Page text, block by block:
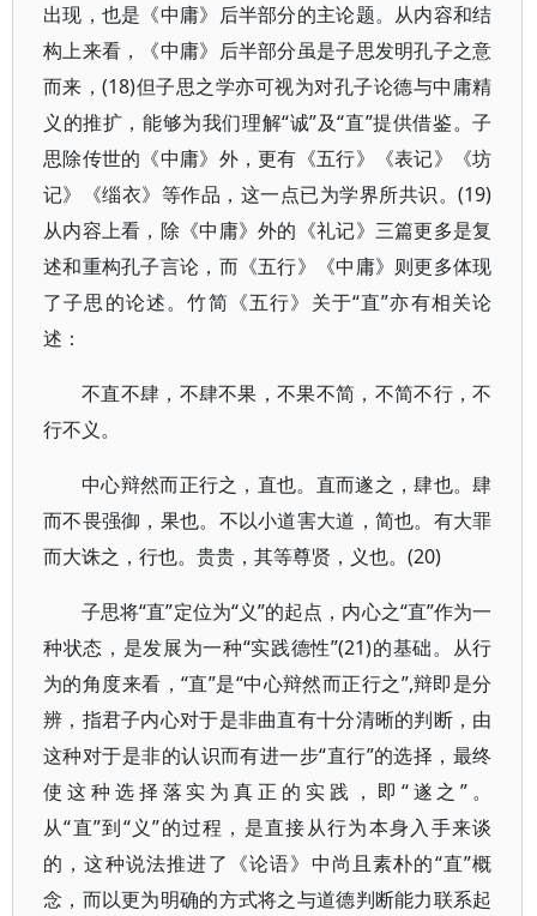
出现，也是《中庸》后半部分的主论题。从内容和结
构上来看，《中庸》后半部分虽是子思发明孔子之意
而来，(18)但子思之学亦可视为对孔子论德与中庸精
义的推扩，能够为我们理解“诚”及“直”提供借鉴。子
思除传世的《中庸》外，更有《五行》《表记》《坊
记》《缁衣》等作品，这一点已为学界所共识。(19)
从内容上看，除《中庸》外的《礼记》三篇更多是复
述和重构孔子言论，而《五行》《中庸》则更多体现
了子思的论述。竹简《五行》关于“直”亦有相关论
述：
不直不肆，不肆不果，不果不简，不简不行，不
行不义。
中心辩然而正行之，直也。直而遂之，肆也。肆
而不畏强御，果也。不以小道害大道，简也。有大罪
而大诛之，行也。贵贵，其等尊贤，义也。(20)
子思将“直”定位为“义”的起点，内心之“直”作为一
种状态，是发展为一种“实践德性”(21)的基础。从行
为的角度来看，“直”是“中心辩然而正行之”,辩即是分
辨，指君子内心对于是非曲直有十分清晰的判断，由
这种对于是非的认识而有进一步“直行”的选择，最终
使这种选择落实为真正的实践，即“遂之”。
从“直”到“义”的过程，是直接从行为本身入手来谈
的，这种说法推进了《论语》中尚且素朴的“直”概
念，而以更为明确的方式将之与道德判断能力联系起